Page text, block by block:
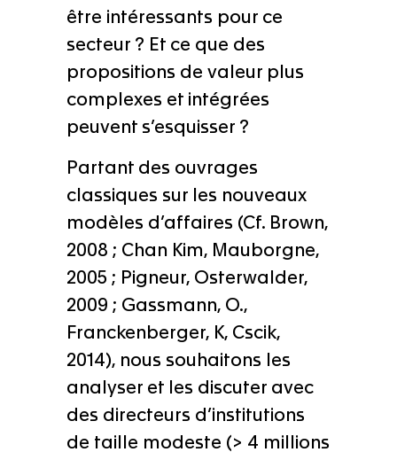
être intéressants pour ce
secteur ? Et ce que des
propositions de valeur plus
complexes et intégrées
peuvent s’esquisser ?
Partant des ouvrages
classiques sur les nouveaux
modèles d’affaires (Cf. Brown,
2008 ; Chan Kim, Mauborgne,
2005 ; Pigneur, Osterwalder,
2009 ; Gassmann, O.,
Franckenberger, K, Cscik,
2014), nous souhaitons les
analyser et les discuter avec
des directeurs d’institutions
de taille modeste (> 4 millions